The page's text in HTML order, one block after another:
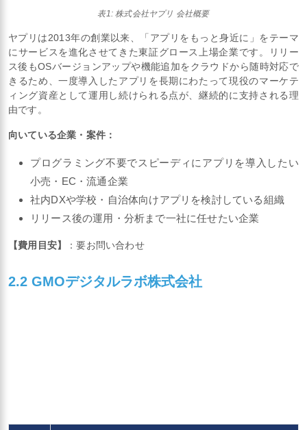
表1: 株式会社ヤプリ 会社概要
ヤプリは2013年の創業以来、「アプリをもっと身近に」をテーマ
にサービスを進化させてきた東証グロース上場企業です。リリー
ス後もOSバージョンアップや機能追加をクラウドから随時対応で
きるため、一度導入したアプリを長期にわたって現役のマーケテ
ィング資産として運用し続けられる点が、継続的に支持される理
由です。
向いている企業・案件：
プログラミング不要でスピーディにアプリを導入したい
小売・EC・流通企業
社内DXや学校・自治体向けアプリを検討している組織
リリース後の運用・分析まで一社に任せたい企業
【費用目安】 ：要お問い合わせ
2.2 GMOデジタルラボ株式会社